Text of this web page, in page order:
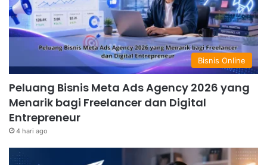
Bisnis Online
Peluang Bisnis Meta Ads Agency 2026 yang
Menarik bagi Freelancer dan Digital
Entrepreneur
4 hari ago